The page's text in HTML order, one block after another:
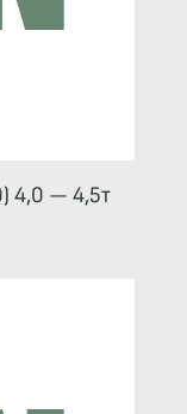
4,0 — 4,5т